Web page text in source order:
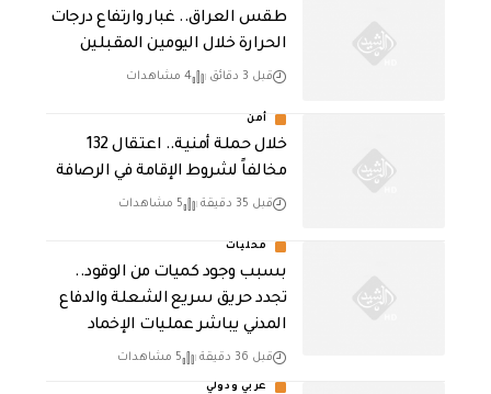
طقس العراق.. غبار وارتفاع درجات
الحرارة خلال اليومين المقبلين
قبل 3 دقائق 4 مشاهدات
أمن
خلال حملة أمنية.. اعتقال 132
مخالفاً لشروط الإقامة في الرصافة
قبل 35 دقيقة 5 مشاهدات
محليات
بسبب وجود كميات من الوقود..
تجدد حريق سريع الشعلة والدفاع
المدني يباشر عمليات الإخماد
قبل 36 دقيقة 5 مشاهدات
عربي ودولي